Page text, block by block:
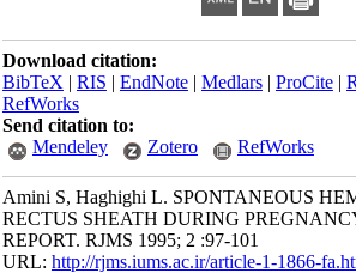
Download citation:
BibTeX|RIS|EndNote|Medlars|ProCite
RefWorks
Send citation to:
Mendeley
Zotero RefWorks
Amini S, Haghighi L. SPONTANEOUS
RECTUS SHEATH DURING
REPORT. RJMS 1995; 2 :97-101
URL:http://rjms.iums.ac.ir/article-1-1866-